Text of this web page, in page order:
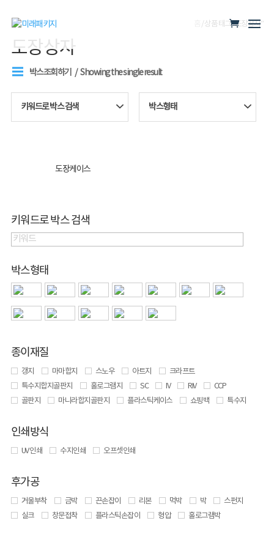
/ 상품 태그 “도장상자”
도장상자
박스조회하기 Showing the single result
키워드로 박스 검색 박스형태
도장케이스
키워드로 박스 검색
박스형태
종이재질
갱지 마마합지 스노우 아트지
크라프트
특수지합지골판지
홀로그램지 SC IV RIV
CCP
골판지
마니라합지골판지 플라스틱케이스 쇼핑백 특수지
인쇄방식
UV 인쇄 수지인쇄 오프셋인쇄
후가공
거울부착 금박 끈손잡이 리본 먹박 박
스펀지
실크
창문접착 플라스틱손잡이 형압 홀로그램박